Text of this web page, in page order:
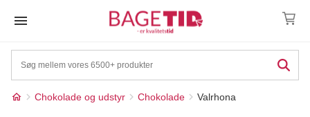
Chokolade og udstyr Chokolade Valrhona